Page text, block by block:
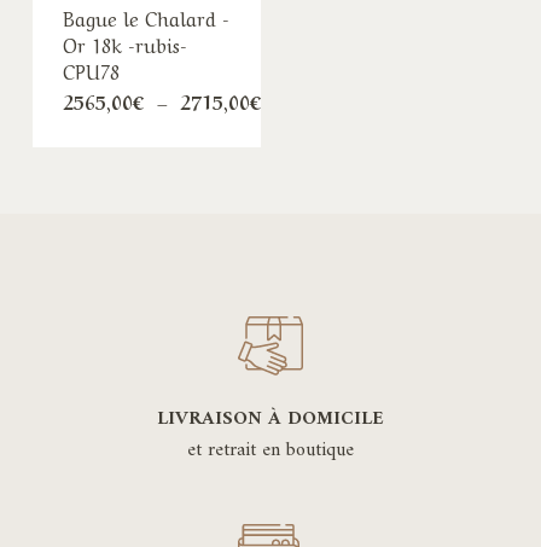
Bague le Chalard -
Or 18k -rubis-
CPU78
2565,00€ – 2715,00€Plage
de
LIVRAISON À DOMICILE
et retrait en boutique